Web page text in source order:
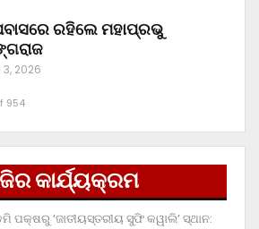
ରହିଲେ ମହାପ୍ରଭୁ
2026
954
କାର୍ଯ୍ୟକ୍ରମ
ପକ୍ଷରୁ ‘ଜାତୀୟସ୍ତରୀୟ ସୁଫି କୱାଲି’ ସ୍ଥାନ: